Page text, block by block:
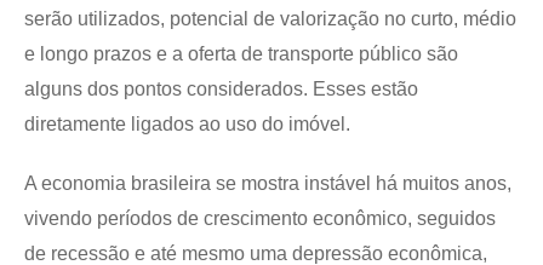
serão utilizados, potencial de valorização no curto, médio
e longo prazos e a oferta de transporte público são
alguns dos pontos considerados. Esses estão
diretamente ligados ao uso do imóvel.
A economia brasileira se mostra instável há muitos anos,
vivendo períodos de crescimento econômico, seguidos
de recessão e até mesmo uma depressão econômica,